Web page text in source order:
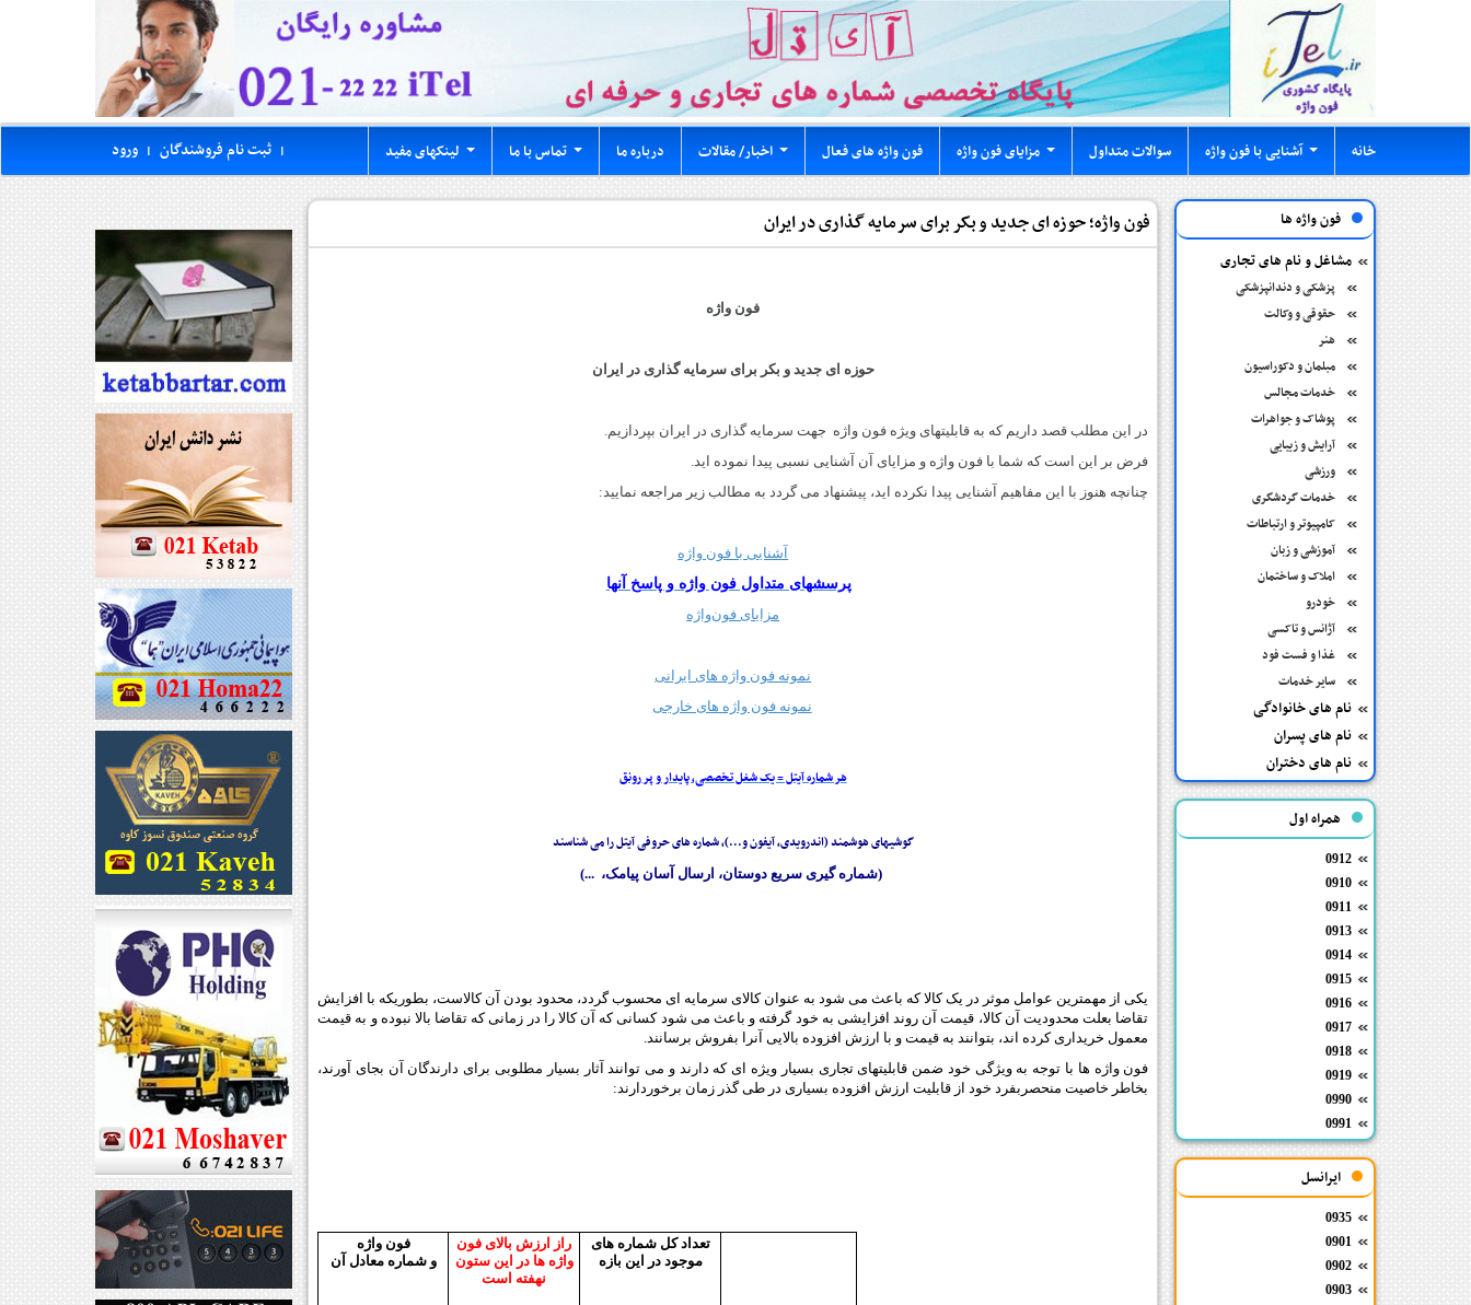
ورود | ثبت نام فروشندگان | لینکهای مفید تماس با ما درباره ما اخبار/ مقالات فون واژه های فعال مزایای فون واژه سوالات متداول آشنایی با فون واژه خانه
فون واژه؛ حوزه ای جدید و بکر برای سرمایه گذاری در ایران
فون واژه
حوزه ای جدید و بکر برای سرمایه گذاری در ایران
در این مطلب قصد داریم که به قابلیتهای ویژه فون واژه جهت سرمایه گذاری در ایران بپردازیم.
فرض بر این است که شما با فون واژه و مزایای آن آشنایی نسبی پیدا نموده اید.
چنانچه هنوز با این مفاهیم آشنایی پیدا نکرده اید، پیشنهاد می گردد به مطالب زیر مراجعه نمایید:
آشنایی با فون واژه
پرسشهای متداول فون واژه و پاسخ آنها
مزایای فون‌واژه
نمونه فون واژه های ایرانی
نمونه فون واژه های خارجی
هر شماره آیتل = یک شغل تخصصی، پایدار و پر رونق
گوشیهای هوشمند (اندرویدی، آیفون و...)، شماره های حروفی آیتل را می شناسند
(شماره گیری سریع دوستان، ارسال آسان پیامک، ...)
یکی از مهمترین عوامل موثر در یک کالا که باعث می شود به عنوان کالای سرمایه ای محسوب گردد، محدود بودن آن کالاست، بطوریکه با افزایش
تقاضا بعلت محدودیت آن کالا، قیمت آن روند افزایشی به خود گرفته و باعث می شود کسانی که آن کالا را در زمانی که تقاضا بالا نبوده و به قیمت
معمول خریداری کرده اند، بتوانند به قیمت و با ارزش افزوده بالایی آنرا بفروش برسانند.
فون واژه ها با توجه به ویژگی خود ضمن قابلیتهای تجاری بسیار ویژه ای که دارند و می توانند آثار بسیار مطلوبی برای دارندگان آن بجای آورند،
بخاطر خاصیت منحصربفرد خود از قابلیت ارزش افزوده بسیاری در طی گذر زمان برخوردارند:
تعداد کل شماره های
موجود در این بازه
راز ارزش بالای فون
واژه ها در این ستون
نهفته است
فون واژه
و شماره معادل آن
فون واژه ها
مشاغل و نام های تجاری
پزشکی و دندانپزشکی
حقوقی و وکالت
هنر
مبلمان و دکوراسیون
خدمات مجالس
پوشاک و جواهرات
آرایش و زیبایی
ورزشی
خدمات گردشگری
کامپیوتر و ارتباطات
آموزشی و زبان
املاک و ساختمان
خودرو
آژانس و تاکسی
غذا و فست فود
سایر خدمات
نام های خانوادگی
نام های پسران
نام های دختران
همراه اول
0912
0910
0911
0913
0914
0915
0916
0917
0918
0919
0990
0991
ایرانسل
0935
0901
0902
0903